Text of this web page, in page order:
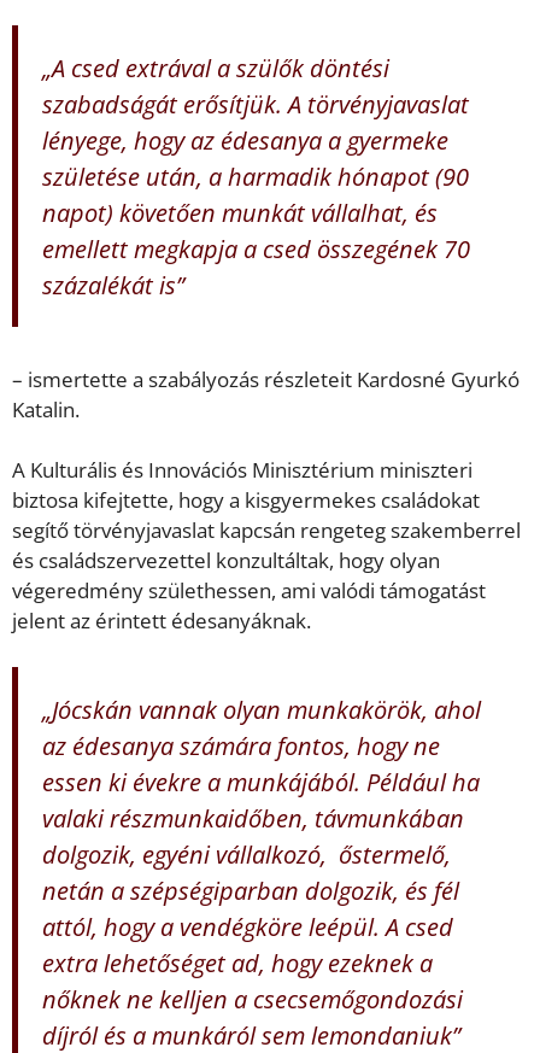
„A csed extrával a szülők döntési
szabadságát erősítjük. A törvényjavaslat
lényege, hogy az édesanya a gyermeke
születése után, a harmadik hónapot (90
napot) követően munkát vállalhat, és
emellett megkapja a csed összegének 70
százalékát is”
– ismertette a szabályozás részleteit Kardosné Gyurkó
Katalin.
A Kulturális és Innovációs Minisztérium miniszteri
biztosa kifejtette, hogy a kisgyermekes családokat
segítő törvényjavaslat kapcsán rengeteg szakemberrel
és családszervezettel konzultáltak, hogy olyan
végeredmény születhessen, ami valódi támogatást
jelent az érintett édesanyáknak.
„Jócskán vannak olyan munkakörök, ahol
az édesanya számára fontos, hogy ne
essen ki évekre a munkájából. Például ha
valaki részmunkaidőben, távmunkában
dolgozik, egyéni vállalkozó, őstermelő,
netán a szépségiparban dolgozik, és fél
attól, hogy a vendégköre leépül. A csed
extra lehetőséget ad, hogy ezeknek a
nőknek ne kelljen a csecsemőgondozási
díjról és a munkáról sem lemondaniuk”